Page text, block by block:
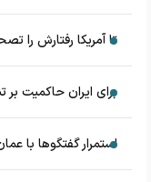
تا آمریکا رفتارش را
برای ایران حاکمیت
استمرار گفتگوها با